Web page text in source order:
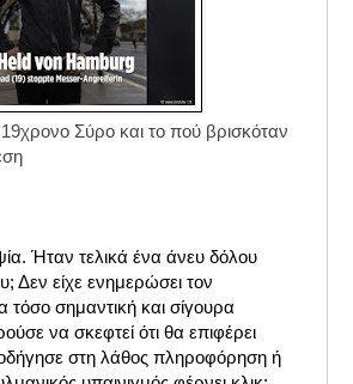
Σύρο και το πού βρισκόταν
Ήταν τελικά ένα άνευ δόλου
Δεν είχε ενημερώσει τον
τόσο σημαντική και σίγουρα
να σκεφτεί ότι θα επιφέρει
στη λάθος πληροφόρηση ή